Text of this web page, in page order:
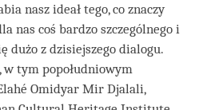
nasz ideał tego, co znaczy
nas coś bardzo szczególnego i
dużo z dzisiejszego dialogu.
w tym popołudniowym
Omidyar Mir Djalali,